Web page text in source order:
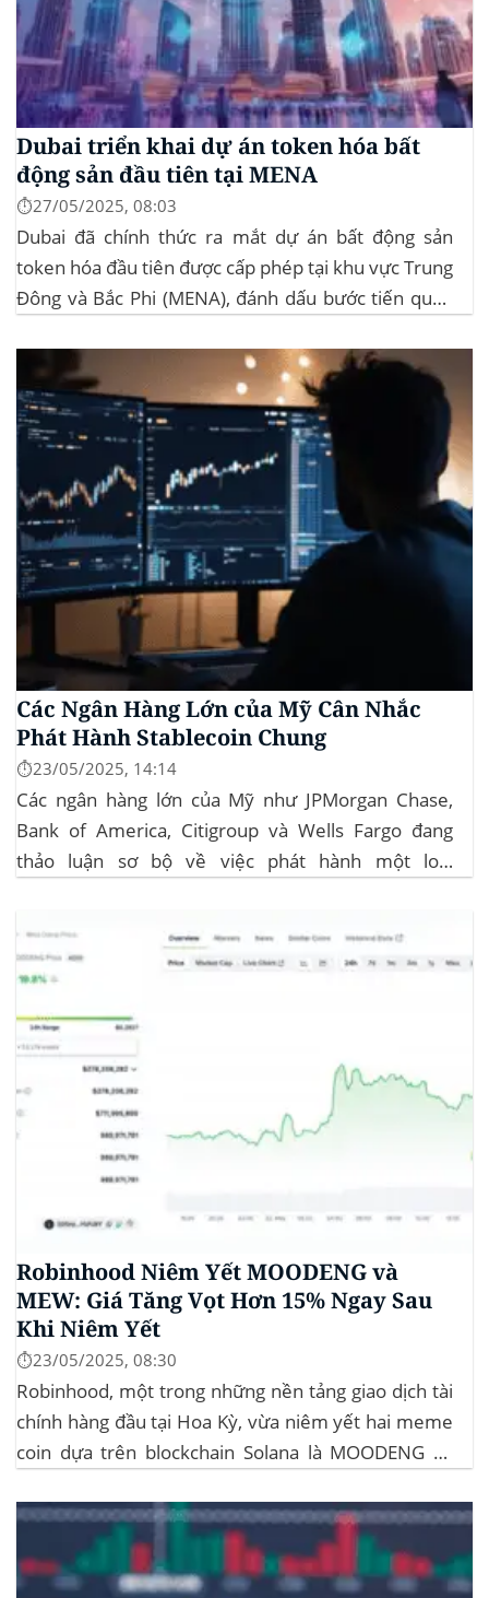
Dubai triển khai dự án token hóa bất
động sản đầu tiên tại MENA
⏱️27/05/2025, 08:03
Dubai đã chính thức ra mắt dự án bất động sản
token hóa đầu tiên được cấp phép tại khu vực Trung
Đông và Bắc Phi (MENA), đánh dấu bước tiến quan
vào lĩnh vực bất động sản. Dự án này là...
Các Ngân Hàng Lớn của Mỹ Cân Nhắc
Phát Hành Stablecoin Chung
⏱️23/05/2025, 14:14
Các ngân hàng lớn của Mỹ như JPMorgan Chase,
Bank of America, Citigroup và Wells Fargo đang
thảo luận sơ bộ về việc phát hành một loại
tiền điện tử. Các...
Robinhood Niêm Yết MOODENG và
MEW: Giá Tăng Vọt Hơn 15% Ngay Sau
Khi Niêm Yết
⏱️23/05/2025, 08:30
Robinhood, một trong những nền tảng giao dịch tài
chính hàng đầu tại Hoa Kỳ, vừa niêm yết hai meme
coin dựa trên blockchain Solana là MOODENG và
mẽ cho cả hai đồng tiền số, với mức tăng hơn...